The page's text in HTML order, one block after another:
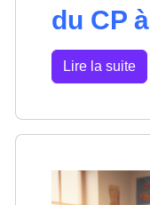
du CP
Lire la suite